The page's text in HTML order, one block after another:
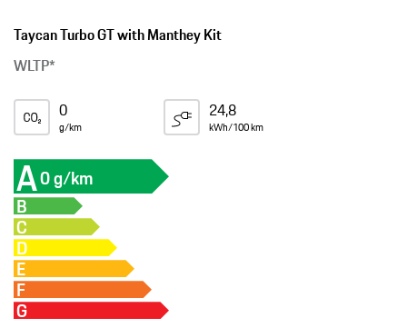
Taycan Turbo GT with Manthey Kit
WLTP*
0
g/km
24,8
kWh/100 km
A0 g/km
B
C
D
E
F
G